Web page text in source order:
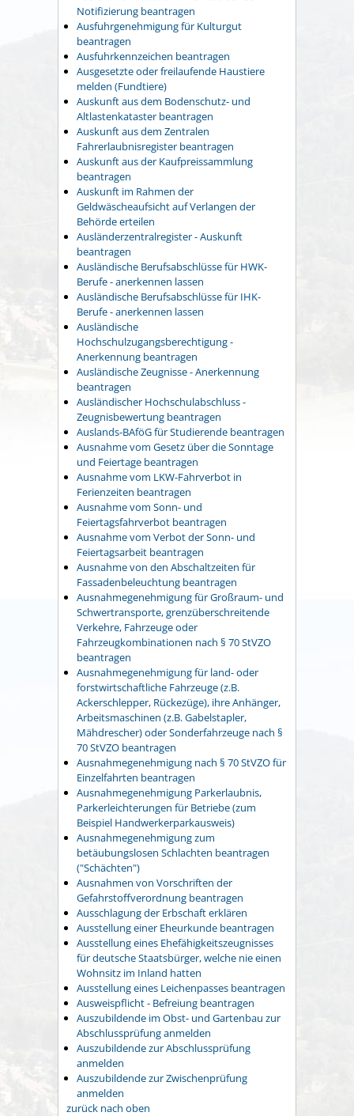
Notifizierung beantragen
Ausfuhrgenehmigung für Kulturgut
beantragen
Ausfuhrkennzeichen beantragen
Ausgesetzte oder freilaufende Haustiere
melden (Fundtiere)
Auskunft aus dem Bodenschutz- und
Altlastenkataster beantragen
Auskunft aus dem Zentralen
Fahrerlaubnisregister beantragen
Auskunft aus der Kaufpreissammlung
beantragen
Auskunft im Rahmen der
Geldwäscheaufsicht auf Verlangen der
Behörde erteilen
Ausländerzentralregister - Auskunft
beantragen
Ausländische Berufsabschlüsse für HWK-
Berufe - anerkennen lassen
Ausländische Berufsabschlüsse für IHK-
Berufe - anerkennen lassen
Ausländische
Hochschulzugangsberechtigung -
Anerkennung beantragen
Ausländische Zeugnisse - Anerkennung
beantragen
Ausländischer Hochschulabschluss -
Zeugnisbewertung beantragen
Auslands-BAföG für Studierende beantragen
Ausnahme vom Gesetz über die Sonntage
und Feiertage beantragen
Ausnahme vom LKW-Fahrverbot in
Ferienzeiten beantragen
Ausnahme vom Sonn- und
Feiertagsfahrverbot beantragen
Ausnahme vom Verbot der Sonn- und
Feiertagsarbeit beantragen
Ausnahme von den Abschaltzeiten für
Fassadenbeleuchtung beantragen
Ausnahmegenehmigung für Großraum- und
Schwertransporte, grenzüberschreitende
Verkehre, Fahrzeuge oder
Fahrzeugkombinationen nach § 70 StVZO
beantragen
Ausnahmegenehmigung für land- oder
forstwirtschaftliche Fahrzeuge (z.B.
Ackerschlepper, Rückezüge), ihre Anhänger,
Arbeitsmaschinen (z.B. Gabelstapler,
Mähdrescher) oder Sonderfahrzeuge nach §
70 StVZO beantragen
Ausnahmegenehmigung nach § 70 StVZO für
Einzelfahrten beantragen
Ausnahmegenehmigung Parkerlaubnis,
Parkerleichterungen für Betriebe (zum
Beispiel Handwerkerparkausweis)
Ausnahmegenehmigung zum
betäubungslosen Schlachten beantragen
("Schächten")
Ausnahmen von Vorschriften der
Gefahrstoffverordnung beantragen
Ausschlagung der Erbschaft erklären
Ausstellung einer Eheurkunde beantragen
Ausstellung eines Ehefähigkeitszeugnisses
für deutsche Staatsbürger, welche nie einen
Wohnsitz im Inland hatten
Ausstellung eines Leichenpasses beantragen
Ausweispflicht - Befreiung beantragen
Auszubildende im Obst- und Gartenbau zur
Abschlussprüfung anmelden
Auszubildende zur Abschlussprüfung
anmelden
Auszubildende zur Zwischenprüfung
anmelden
zurück nach oben